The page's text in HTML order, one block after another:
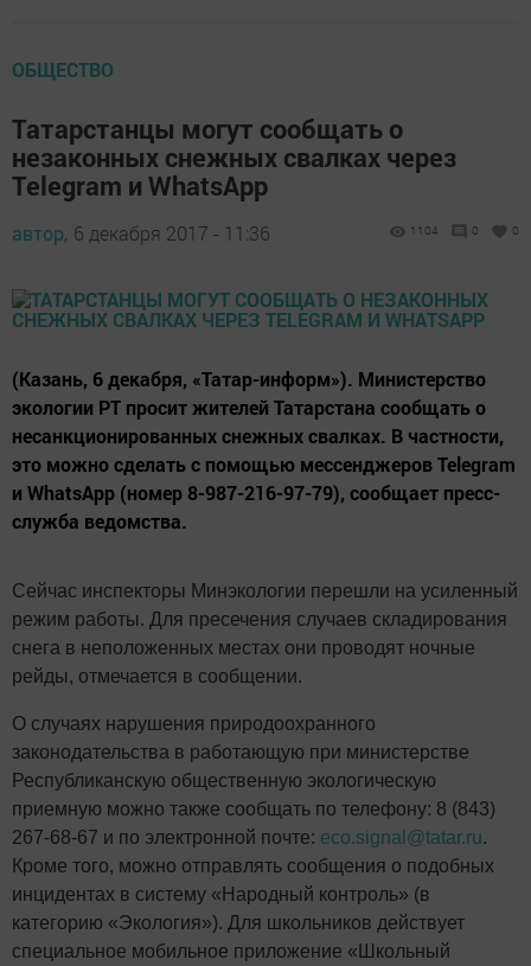
ОБЩЕСТВО
Татарстанцы могут сообщать о
незаконных снежных свалках через
Telegram и WhatsApp
автор, 6 декабря 2017 - 11:36 1104 0 0
(Казань, 6 декабря, «Татар-информ»). Министерство
экологии РТ просит жителей Татарстана сообщать о
несанкционированных снежных свалках. В частности,
это можно сделать с помощью мессенджеров Telegram
и WhatsApp (номер 8-987-216-97-79), сообщает пресс-
служба ведомства.
Сейчас инспекторы Минэкологии перешли на усиленный
режим работы. Для пресечения случаев складирования
снега в неположенных местах они проводят ночные
рейды, отмечается в сообщении.
О случаях нарушения природоохранного
законодательства в работающую при министерстве
Республиканскую общественную экологическую
приемную можно также сообщать по телефону: 8 (843)
267-68-67 и по электронной почте: eco.signal@tatar.ru.
Кроме того, можно отправлять сообщения о подобных
инцидентах в систему «Народный контроль» (в
категорию «Экология»). Для школьников действует
специальное мобильное приложение «Школьный